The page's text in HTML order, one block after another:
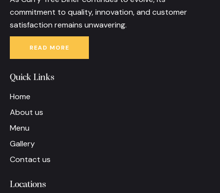
commitment to quality, innovation, and customer
satisfaction remains unwavering.
READ MORE
Quick Links
Home
About us
Menu
Gallery
Contact us
Locations